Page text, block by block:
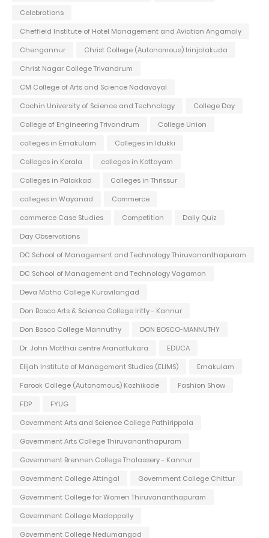
Celebrations
Cheffield Institute of Hotel Management and Aviation Angamaly
Chengannur
Christ College (Autonomous) Irinjalakuda
Christ Nagar College Trivandrum
CM College of Arts and Science Nadavayal
Cochin University of Science and Technology
College Day
College of Engineering Trivandrum
College Union
colleges in Ernakulam
Colleges in Idukki
Colleges in Kerala
colleges in Kottayam
Colleges in Palakkad
Colleges in Thrissur
colleges in Wayanad
Commerce
commerce Case Studies
Competition
Daily Quiz
Day Observations
DC School of Management and Technology Thiruvananthapuram
DC School of Management and Technology Vagamon
Deva Matha College Kuravilangad
Don Bosco Arts & Science College Iritty - Kannur
Don Bosco College Mannuthy
DON BOSCO-MANNUTHY
Dr. John Matthai centre Aranattukara
EDUCA
Elijah Institute of Management Studies (ELIMS)
Ernakulam
Farook College (Autonomous) Kozhikode
Fashion Show
FDP
FYUG
Government Arts and Science College Pathirippala
Government Arts College Thiruvananthapuram
Government Brennen College Thalassery - Kannur
Government College Attingal
Government College Chittur
Government College for Women Thiruvananthapuram
Government College Madappally
Government College Nedumangad